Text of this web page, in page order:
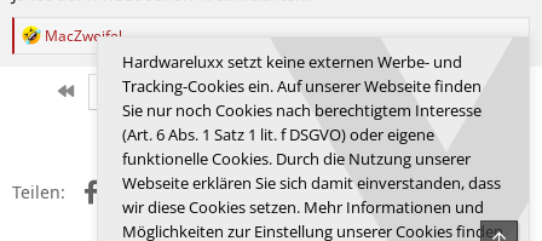
R
e
MacZweifel
Erste Vorherige 9214 von 9351 Nächste
Anmelden, um zu antworten.
Teilen: FacebookX (Twitter)
RedditWhatsApp
E-MailLink
Hardwareluxx setzt keine externen Werbe- und
Tracking-Cookies ein. Auf unserer Webseite finden
Sie nur noch Cookies nach berechtigtem Interesse
(Art. 6 Abs. 1 Satz 1 lit. f DSGVO) oder eigene
funktionelle Cookies. Durch die Nutzung unserer
Webseite erklären Sie sich damit einverstanden, dass
wir diese Cookies setzen. Mehr Informationen und
Möglichkeiten zur Einstellung unserer Cookies finden